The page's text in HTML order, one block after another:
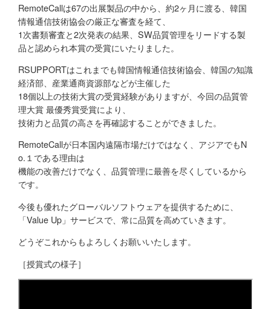
RemoteCallは67の出展製品の中から、約2ヶ月に渡る、韓国
情報通信技術協会の厳正な審査を経て、
1次書類審査と2次発表の結果、SW品質管理をリードする製
品と認められ本賞の受賞にいたりました。
RSUPPORTはこれまでも韓国情報通信技術協会、韓国の知識
経済部、産業通商資源部などが主催した
18個以上の技術大賞の受賞経験がありますが、今回の品質管
理大賞 最優秀賞受賞により、
技術力と品質の高さを再確認することができました。
RemoteCallが日本国内遠隔市場だけではなく、アジアでもN
o.１である理由は
機能の改善だけでなく、品質管理に最善を尽くしているから
です。
今後も優れたグローバルソフトウェアを提供するために、
「Value Up」サービスで、常に品質を高めていきます。
どうぞこれからもよろしくお願いいたします。
［授賞式の様子］